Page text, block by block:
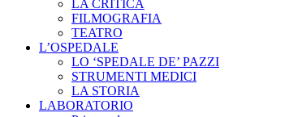
LA CRITICA
FILMOGRAFIA
TEATRO
L’OSPEDALE
LO ‘SPEDALE DE’ PAZZI
STRUMENTI MEDICI
LA STORIA
LABORATORIO